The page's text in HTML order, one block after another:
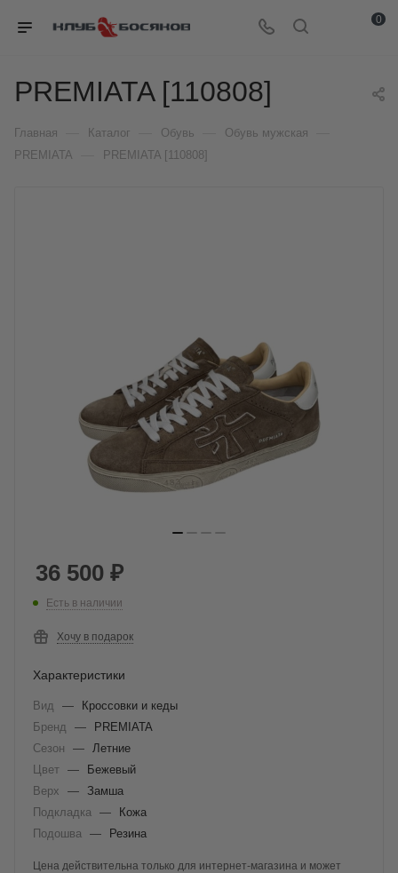
0
PREMIATA [110808]
Главная Каталог Обувь Обувь мужская
PREMIATA PREMIATA [110808]
36 500 ₽
Есть в наличии
Хочу в подарок
Характеристики
Вид —
Кроссовки и кеды
Бренд
—
PREMIATA
Сезон
—
Летние
Цвет —
Бежевый
Верх
— Замша
Подкладка
—
Кожа
Подошва
— Резина
Цена действительна только для интернет-магазина и может